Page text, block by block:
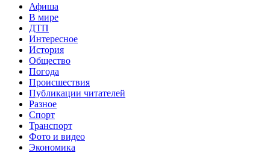
Афиша
В мире
ДТП
Интересное
История
Общество
Погода
Происшествия
Публикации читателей
Разное
Спорт
Транспорт
Фото и видео
Экономика